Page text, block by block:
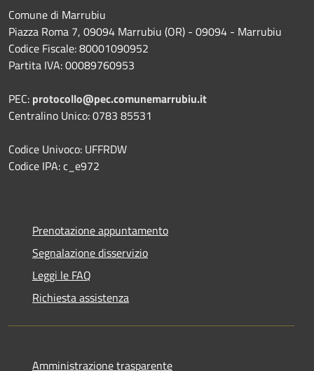
Comune di Marrubiu
Piazza Roma 7, 09094 Marrubiu (OR) - 09094 - Marrubiu
Codice Fiscale: 80001090952
Partita IVA: 00089760953
PEC: protocollo@pec.comunemarrubiu.it
Centralino Unico: 0783 85531
Codice Univoco: UFFRDW
Codice IPA: c_e972
Prenotazione appuntamento
Segnalazione disservizio
Leggi le FAQ
Richiesta assistenza
Amministrazione trasparente